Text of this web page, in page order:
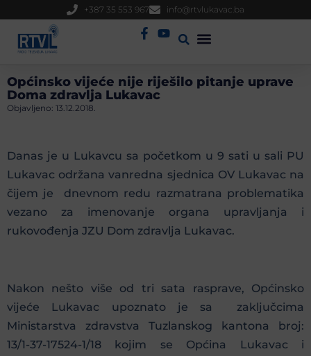
+387 35 553 967 info@rtvlukavac.ba
Općinsko vijeće nije riješilo pitanje uprave
Doma zdravlja Lukavac
Objavljeno: 13.12.2018.
Danas je u Lukavcu sa početkom u 9 sati u sali PU
Lukavac održana vanredna sjednica OV Lukavac na
čijem je dnevnom redu razmatrana problematika
vezano za imenovanje organa upravljanja i
rukovođenja JZU Dom zdravlja Lukavac.
Nakon nešto više od tri sata rasprave, Općinsko
vijeće Lukavac upoznato je sa zaključcima
Ministarstva zdravstva Tuzlanskog kantona broj:
13/1-37-17524-1/18 kojim se Općina Lukavac i